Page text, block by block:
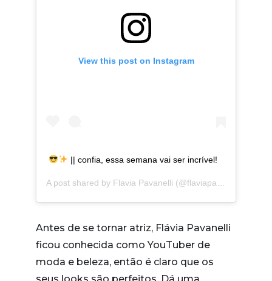
View this post on Instagram
|| confia, essa semana vai ser incrível!
A post shared by Flavia Pavanelli (@flaviapavanelli) on
Antes de se tornar atriz, Flávia Pavanelli
ficou conhecida como YouTuber de
moda e beleza, então é claro que os